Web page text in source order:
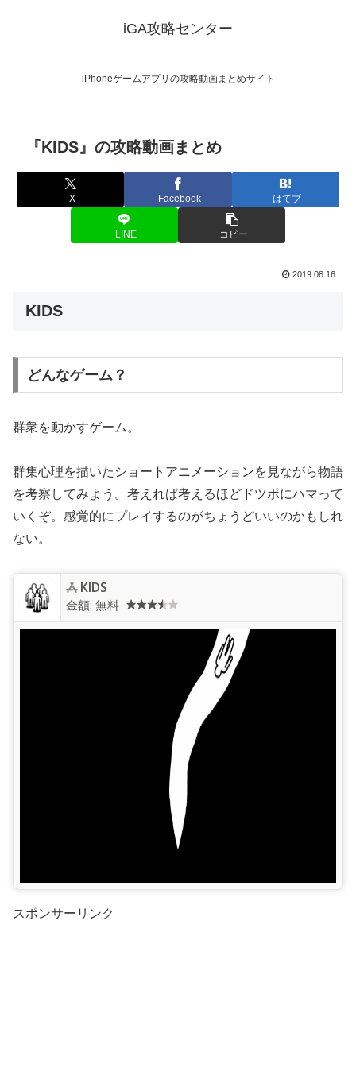
iGA攻略センター
iPhoneゲームアプリの攻略動画まとめサイト
『KIDS』の攻略動画まとめ
X Facebook はてブ
LINE コピー
2019.08.16
KIDS
どんなゲーム？
群衆を動かすゲーム。
群集心理を描いたショートアニメーションを見ながら物語
を考察してみよう。考えれば考えるほどドツボにハマって
いくぞ。感覚的にプレイするのがちょうどいいのかもしれ
ない。
KIDS⁢
金額: 無料
スポンサーリンク